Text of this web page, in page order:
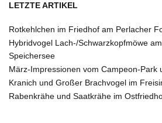
LETZTE ARTIKEL
Rotkehlchen im Friedhof am Perlacher
Hybridvogel Lach-/Schwarzkopfmöwe
Speichersee
März-Impressionen vom Campeon-Park
Kranich und Großer Brachvogel im
Rabenkrähe und Saatkrähe im